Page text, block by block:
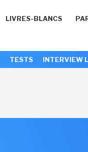
LIVRES-BLANCS
TESTS INTERVIEW